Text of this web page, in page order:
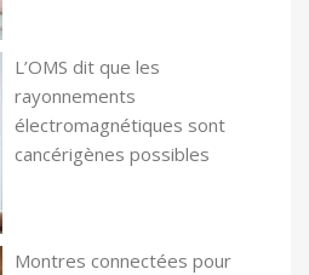
L’OMS dit que les
rayonnements
électromagnétiques sont
cancérigènes possibles
Montres connectées pour